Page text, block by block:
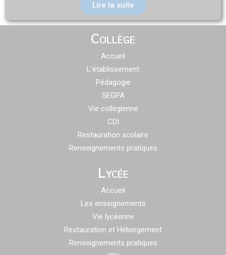
Lire la suite
Collège
Accueil
L’établissement
Pédagogie
SEGPA
Vie collégienne
CDI
Restauration scolaire
Renseignements pratiques
Lycée
Accueil
Les enseignements
Vie lycéenne
Restauration et Hébergement
Renseignements pratiques